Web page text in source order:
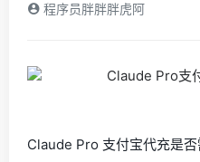
程序员胖胖胖虎阿
Claude Pro 支付宝代充是